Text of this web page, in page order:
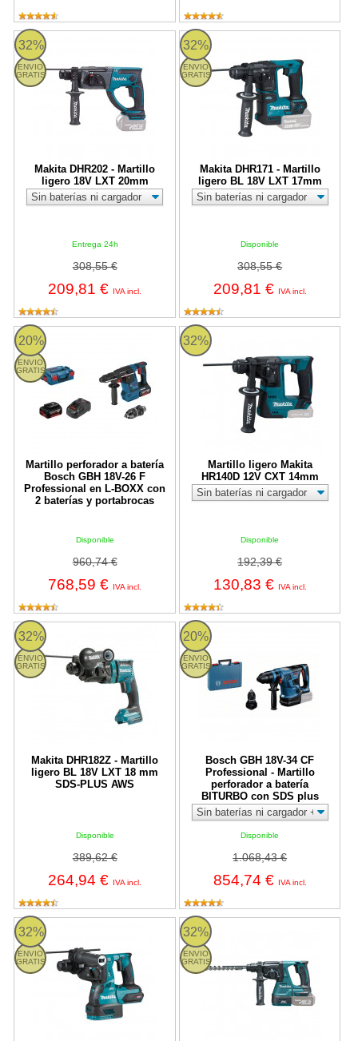
32%
ENVIO
GRATIS
Makita DHR202 - Martillo
ligero 18V LXT 20mm
Entrega 24h
308,55 €
209,81 € IVA incl.
Makita DHR202 - Martillo ligero 18V LXT 20mm
32%
ENVIO
GRATIS
Makita DHR171 - Martillo
ligero BL 18V LXT 17mm
Disponible
308,55 €
209,81 € IVA incl.
Makita DHR171 - Martillo ligero
20%
ENVIO
GRATIS
Martillo perforador a batería
Bosch GBH 18V-26 F
Professional en L-BOXX con
2 baterías y portabrocas
Disponible
960,74 €
768,59 € IVA incl.
Martillo perforador a batería Bosch GBH 18V-26 F Professional
32%
Martillo ligero Makita
HR140D 12V CXT 14mm
Disponible
192,39 €
130,83 € IVA incl.
Martillo ligero Makita HR140D
32%
ENVIO
GRATIS
Makita DHR182Z - Martillo
ligero BL 18V LXT 18 mm
SDS-PLUS AWS
Disponible
389,62 €
264,94 € IVA incl.
Makita DHR182Z - Martillo ligero BL 18V LXT 18 mm SDS-PLUS
20%
ENVIO
GRATIS
Bosch GBH 18V-34 CF
Professional - Martillo
perforador a batería
BITURBO con SDS plus
Disponible
1.068,43 €
854,74 € IVA incl.
Bosch GBH 18V-34 CF
32%
ENVIO
GRATIS
Makita HR003G - Martillo ligero BL 40Vmáx XGT 28 mm
32%
ENVIO
GRATIS
Martillo ligero Makita DHR242 BL